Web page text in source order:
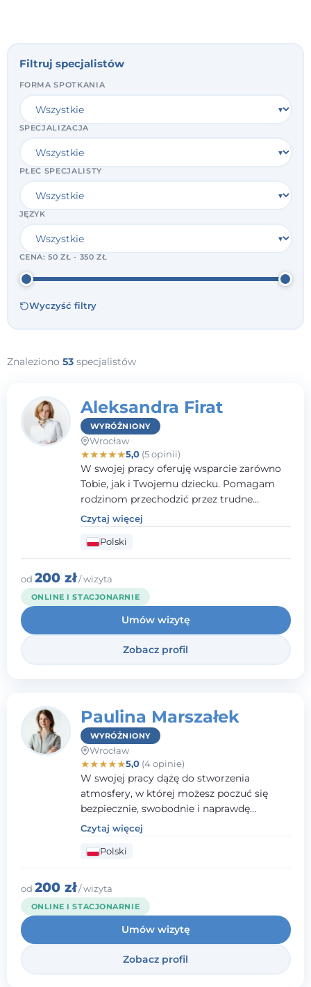
Filtruj specjalistów
FORMA SPOTKANIA
SPECJALIZACJA
PŁEĆ SPECJALISTY
JĘZYK
CENA:50 ZŁ - 350 ZŁ
Wyczyść filtry
Znaleziono 53 specjalistów
Aleksandra Firat
WYRÓŻNIONY
Wrocław
★★★★★5,0(5 opinii)
W swojej pracy oferuję wsparcie zarówno
Tobie, jak i Twojemu dziecku. Pomagam
rodzinom przechodzić przez trudne
momenty, opierając współpracę na
wzajemnym zaufaniu i otwartej
komunikacji. Posiadam doświadczenie w
pracy z dziećmi i młodzieżą mierzącymi się
z różnorodnymi trudnościami
emocjonalnymi oraz rozwojowymi.
Czytaj więcej
Polski
od 200 zł/ wizyta
ONLINE I STACJONARNIE
Umów wizytę
Zobacz profil
Paulina Marszałek
WYRÓŻNIONY
Wrocław
★★★★★5,0(4 opinie)
W swojej pracy dążę do stworzenia
atmosfery, w której możesz poczuć się
bezpiecznie, swobodnie i naprawdę
wysłuchany(-a). Zależy mi na
towarzyszeniu Ci w drodze do większego
dobrostanu, lepszego poznania siebie oraz
budowania wartościowych i
satysfakcjonujących relacji - zarówno z
innymi, jak i z samym sobą. Możliwość
bycia częścią tego procesu traktuję jako
duże wyróżnienie.
Czytaj więcej
Polski
od 200 zł/ wizyta
ONLINE I STACJONARNIE
Umów wizytę
Zobacz profil